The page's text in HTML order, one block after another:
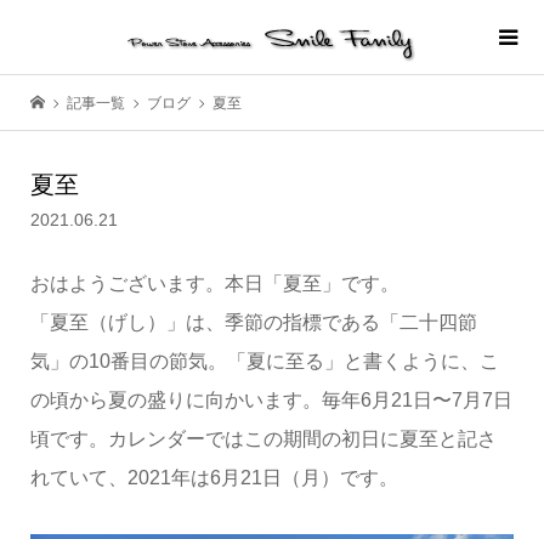
記事一覧 ブログ 夏至
夏至
2021.06.21
おはようございます。本日「夏至」です。
「夏至（げし）」は、季節の指標である「二十四節
気」の10番目の節気。「夏に至る」と書くように、こ
の頃から夏の盛りに向かいます。毎年6月21日〜7月7日
頃です。カレンダーではこの期間の初日に夏至と記さ
れていて、2021年は6月21日（月）です。